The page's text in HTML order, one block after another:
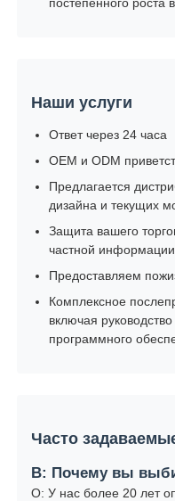
Наши услуги
Ответ через 24 часа
OEM и ODM
Предлагается
дизайна и текущих
Защита вашего
частной информации
Предоставляем
Комплексное
включая
программного
Часто
В: Почему вы
О: У нас более 20 лет